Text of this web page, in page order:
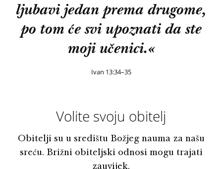
ljubavi jedan prema drugome,
po tom će svi upoznati da ste
moji učenici.«
Ivan 13:34–35
Volite svoju obitelj
Obitelji su u središtu Božjeg nauma za našu
sreću. Brižni obiteljski odnosi mogu trajati
zauvijek.